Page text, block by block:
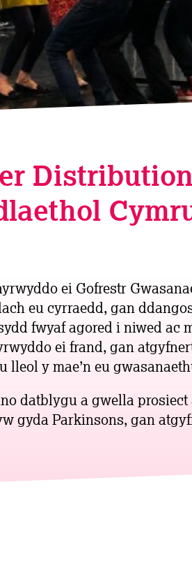
ei Gofrestr
eu cyrraedd, gan
fwyaf agored i niwed ac
ei frand, gan
y mae’n eu
datblygu a gwella
gyda Parkinsons, gan